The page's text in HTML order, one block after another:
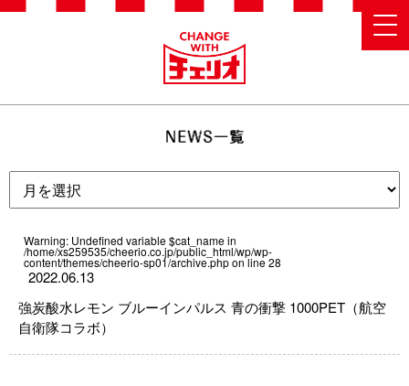
Warning: Undefined variable $cat_name in
/home/xs259535/cheerio.co.jp/public_html/wp/wp-
content/themes/cheerio-sp01/archive.phpon line28
2022.06.13
強炭酸水レモン ブルーインパルス 青の衝撃 1000PET（航空
自衛隊コラボ）